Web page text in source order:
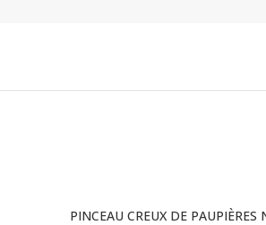
PINCEAU CREUX DE PAUPIÈRES